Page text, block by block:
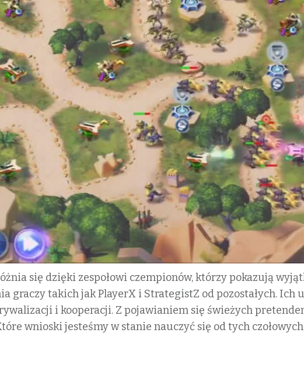
się dzięki zespołowi czempionów, którzy pokazują
graczy takich jak PlayerX i StrategistZ od pozostałych.
i kooperacji. Z pojawianiem się świeżych
wnioski jesteśmy w stanie nauczyć się od tych